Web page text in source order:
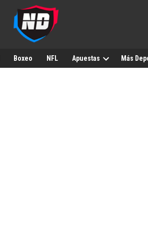
Boxeo NFL Apuestas Más